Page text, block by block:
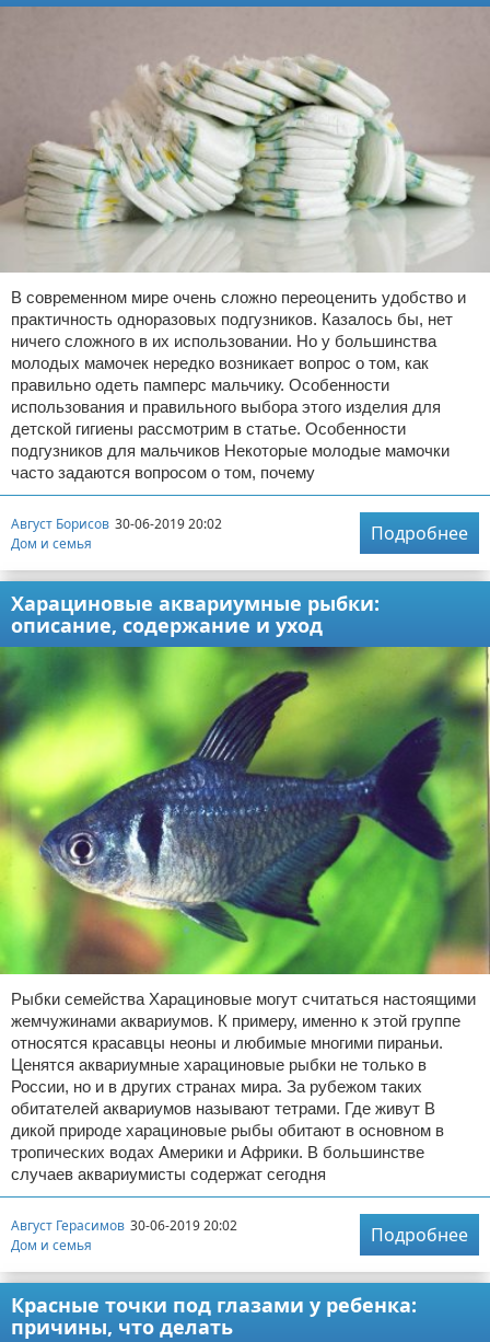
В современном мире очень сложно переоценить удобство и
практичность одноразовых подгузников. Казалось бы, нет
ничего сложного в их использовании. Но у большинства
молодых мамочек нередко возникает вопрос о том, как
правильно одеть памперс мальчику. Особенности
использования и правильного выбора этого изделия для
детской гигиены рассмотрим в статье. Особенности
подгузников для мальчиков Некоторые молодые мамочки
часто задаются вопросом о том, почему
Август Борисов 30-06-2019 20:02
Дом и семья
Подробнее
Харациновые аквариумные рыбки:
описание, содержание и уход
Рыбки семейства Харациновые могут считаться настоящими
жемчужинами аквариумов. К примеру, именно к этой группе
относятся красавцы неоны и любимые многими пираньи.
Ценятся аквариумные харациновые рыбки не только в
России, но и в других странах мира. За рубежом таких
обитателей аквариумов называют тетрами. Где живут В
дикой природе харациновые рыбы обитают в основном в
тропических водах Америки и Африки. В большинстве
случаев аквариумисты содержат сегодня
Август Герасимов 30-06-2019 20:02
Дом и семья
Подробнее
Красные точки под глазами у ребенка:
причины, что делать